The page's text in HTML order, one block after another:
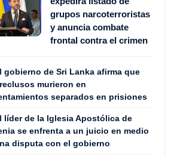
grupos narcoterroristas
y anuncia combate
frontal contra el crimen
gobierno de Sri Lanka afirma que
murieron en
separados en prisiones
líder de la Iglesia Apostólica de
se enfrenta a un juicio en medio
disputa con el gobierno